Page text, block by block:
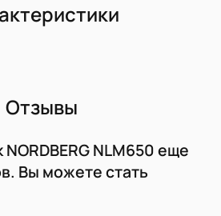
Отзывы
NLM650 еще
Вы можете стать